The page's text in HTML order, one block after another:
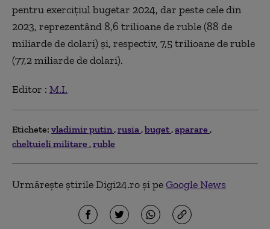
pentru exerciţiul bugetar 2024, dar peste cele din
2023, reprezentând 8,6 trilioane de ruble (88 de
miliarde de dolari) şi, respectiv, 7,5 trilioane de ruble
(77,2 miliarde de dolari).
Editor : M.I.
Etichete: vladimir putin rusia buget aparare
cheltuieli militare ruble
Urmărește știrile Digi24.ro și peGoogle News